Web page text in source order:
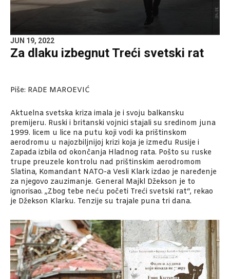
JUN 19, 2022
Za dlaku izbegnut Treći svetski rat
Piše: RADE MAROEVIĆ
Aktuelna svetska kriza imala je i svoju balkansku
premijeru. Ruski i britanski vojnici stajali su sredinom juna
1999. licem u lice na putu koji vodi ka prištinskom
aerodromu u najozbiljnijoj krizi koja je između Rusije i
Zapada izbila od okončanja Hladnog rata. Pošto su ruske
trupe preuzele kontrolu nad prištinskim aerodromom
Slatina, Komandant NATO-a Vesli Klark izdao je naređenje
za njegovo zauzimanje. General Majkl Džekson je to
ignorisao. „Zbog tebe neću početi Treći svetski rat“, rekao
je Džekson Klarku. Tenzije su trajale puna tri dana.